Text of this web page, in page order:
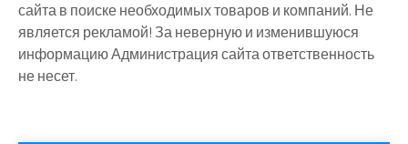
сайта в поиске необходимых товаров и компаний. Не
является рекламой! За неверную и изменившуюся
информацию Администрация сайта ответственность
не несет.